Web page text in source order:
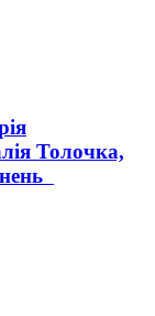
Толочка,